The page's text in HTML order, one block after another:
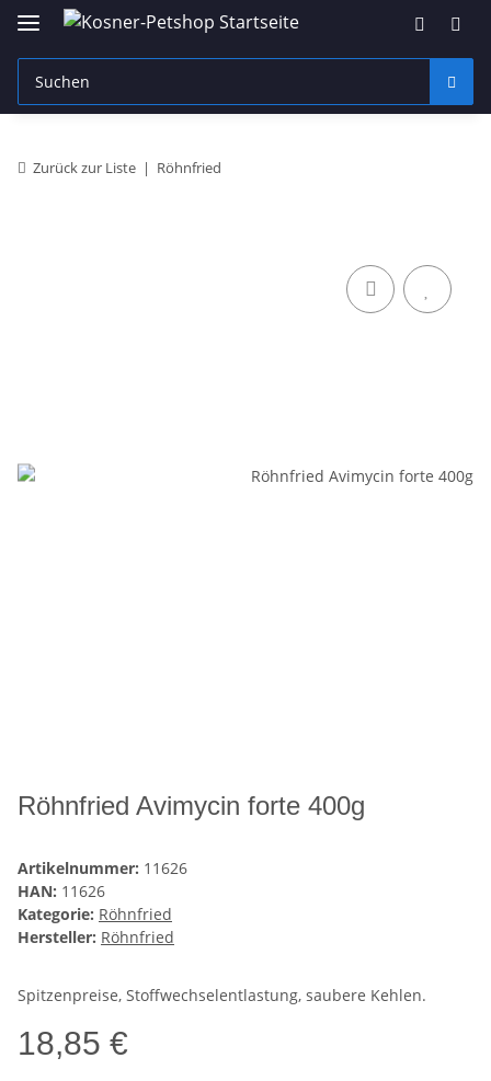
Zurück zur Liste Röhnfried
Röhnfried Avimycin forte 400g
Artikelnummer: 11626
HAN: 11626
Kategorie: Röhnfried
Hersteller: Röhnfried
Spitzenpreise, Stoffwechselentlastung, saubere Kehlen.
18,85 €